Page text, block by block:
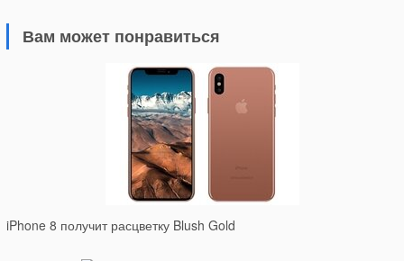
Вам может понравиться
iPhone 8 получит расцветку Blush Gold